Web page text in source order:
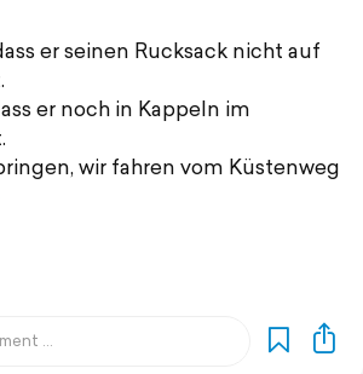
er seinen Rucksack nicht auf
er noch in Kappeln im
wir fahren vom Küstenweg